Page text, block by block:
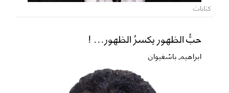
كتابات
حبُّ الظهور يكسرُ الظهور... !
ابراهيم باشغيوان